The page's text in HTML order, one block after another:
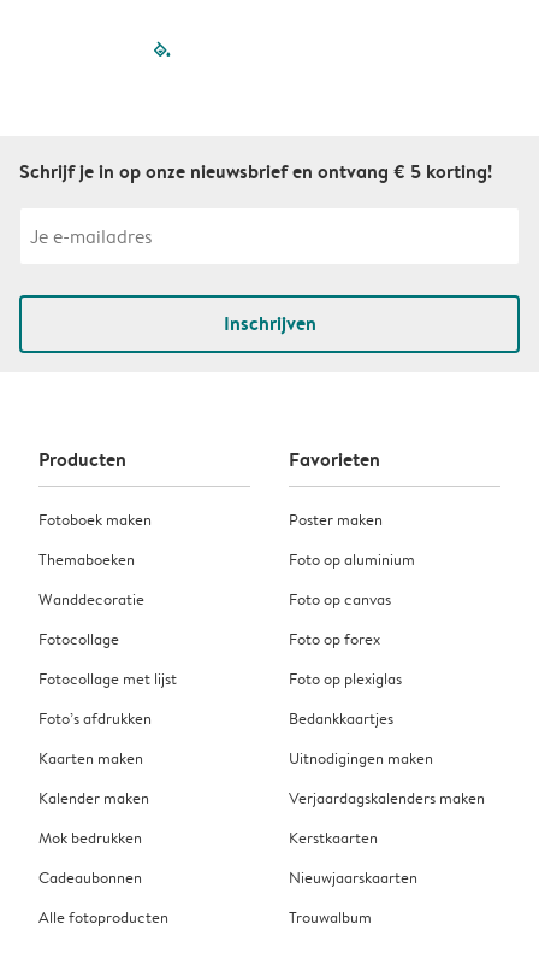
filled-pagination
Schrijf je in op onze nieuwsbrief en ontvang € 5 korting!
Inschrijven
Producten
Fotoboek maken
Themaboeken
Wanddecoratie
Fotocollage
Fotocollage met lijst
Foto’s afdrukken
Kaarten maken
Kalender maken
Mok bedrukken
Cadeaubonnen
Alle fotoproducten
Favorieten
Poster maken
Foto op aluminium
Foto op canvas
Foto op forex
Foto op plexiglas
Bedankkaartjes
Uitnodigingen maken
Verjaardagskalenders maken
Kerstkaarten
Nieuwjaarskaarten
Trouwalbum